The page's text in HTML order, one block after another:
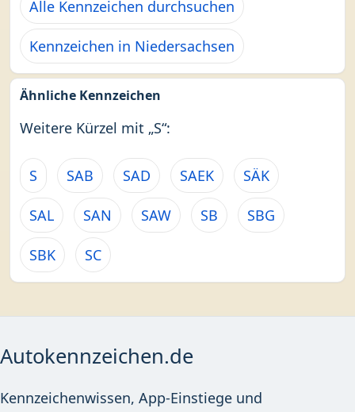
Alle Kennzeichen durchsuchen
Kennzeichen in Niedersachsen
Ähnliche Kennzeichen
Weitere Kürzel mit „S“:
S SAB SAD SAEK SÄK
SAL SAN SAW SB SBG
SBK SC
Autokennzeichen.de
Kennzeichenwissen, App-Einstiege und